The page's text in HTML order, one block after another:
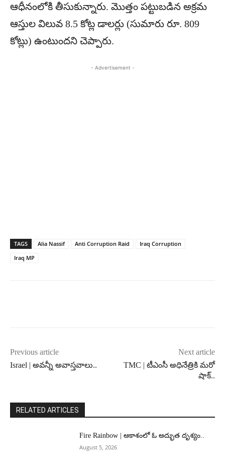
ఆధీనంలోకి తీసుకున్నారు. మొత్తం పట్టుబడిన అక్రమ
ఆస్తుల విలువ 8.5 కోట్ల డాలర్లు (సుమారు రూ. 809
కోట్లు) ఉంటుందని చెప్పారు.
- Advertisement -
TAGS Alia Nassif Anti Corruption Raid
Iraq Corruption
Iraq MP
Previous article
Israel | అవన్నీ అవాస్తవాలు..
Next article
TMC | టీఎంసీ అధినేత్రికి మరో
షాక్..
RELATED ARTICLES
Fire Rainbow | ఆకాశంలో ఓ అద్భుత దృశ్యం..
August 5, 2026